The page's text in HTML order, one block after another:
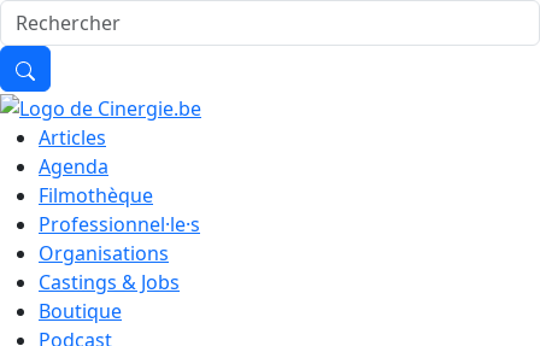
Articles
Agenda
Filmothèque
Professionnel·le·s
Organisations
Castings & Jobs
Boutique
Podcast